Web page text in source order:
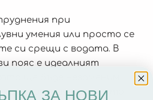
при
умения или просто се
си срещи с водата. В
пояс е идеалният
приключения на вашето
ЗА НОВИ